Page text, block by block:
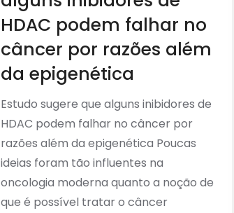
HDAC podem falhar no
câncer por razões além
da epigenética
Estudo sugere que alguns inibidores de
HDAC podem falhar no câncer por
razões além da epigenética Poucas
ideias foram tão influentes na
oncologia moderna quanto a noção de
que é possível tratar o câncer